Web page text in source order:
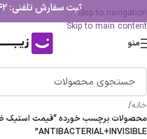
Skip to navigation
Skip to main content
ثبت سفارش تلفنی: 02191010242 (ساعات اداری)
منو
خانه/
محصولات برچسب خورده “قیمت استیک
ANTIBACTERIAL+INVISIBLE”